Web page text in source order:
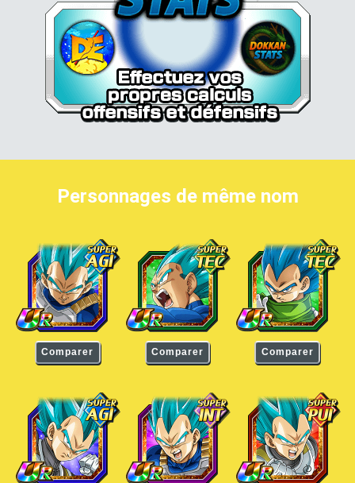
Personnages de même nom
Comparer
Vegeta Super Saiyan Divin SS
Comparer
Vegeta Super Saiyan Divin SS
Comparer
Vegeta Super Saiyan
Vegeta Super Saiyan Divin SSVegeta Super Saiyan Divin SSVegeta Super Saiyan